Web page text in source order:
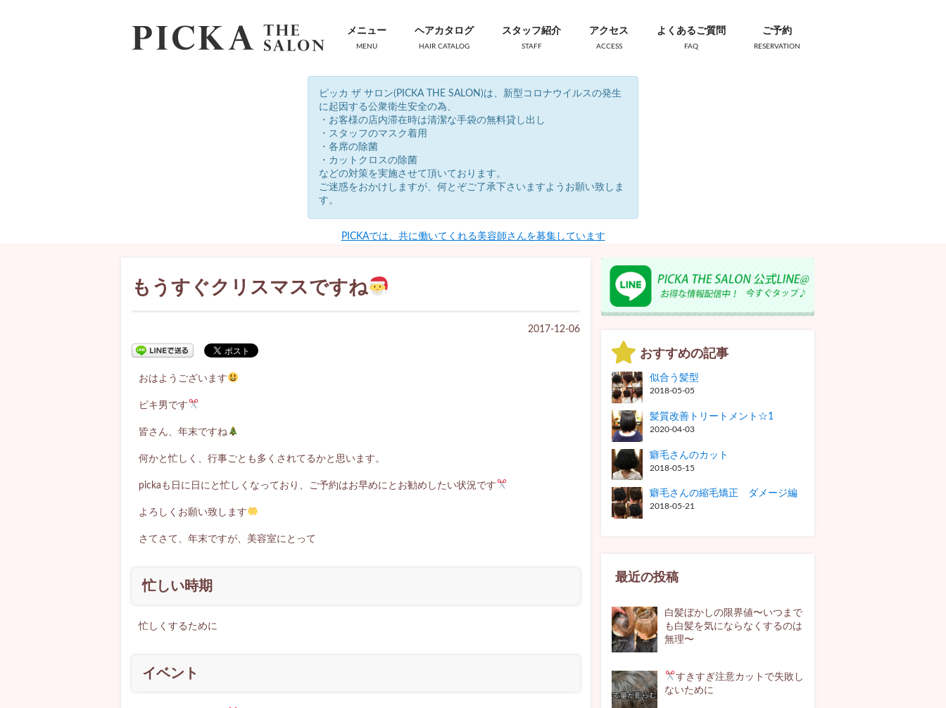
メニュー
MENU
ヘアカタログ
HAIR CATALOG
スタッフ紹介
STAFF
アクセス
ACCESS
よくあるご質問
FAQ
ご予約
RESERVATION
ピッカ ザ サロン(PICKA THE SALON)は、新型コロナウイルスの発生
に起因する公衆衛生安全の為、
・お客様の店内滞在時は清潔な手袋の無料貸し出し
・スタッフのマスク着用
・各席の除菌
・カットクロスの除菌
などの対策を実施させて頂いております。
ご迷惑をおかけしますが、何とぞご了承下さいますようお願い致しま
す。
PICKAでは、共に働いてくれる美容師さんを募集しています
もうすぐクリスマスですね
2017-12-06
おはようございます
ピキ男です
皆さん、年末ですね
何かと忙しく、行事ごとも多くされてるかと思います。
pickaも日に日にと忙しくなっており、ご予約はお早めにとお勧めしたい状況です
よろしくお願い致します
さてさて、年末ですが、美容室にとって
忙しい時期
忙しくするために
イベント
おすすめの記事
似合う髪型
2018-05-05
髪質改善トリートメント☆1
2020-04-03
癖毛さんのカット
2018-05-15
癖毛さんの縮毛矯正 ダメージ編
2018-05-21
最近の投稿
白髪ぼかしの限界値〜いつまで
も白髪を気にならなくするのは
無理〜
すきすぎ注意カットで失敗し
ないために